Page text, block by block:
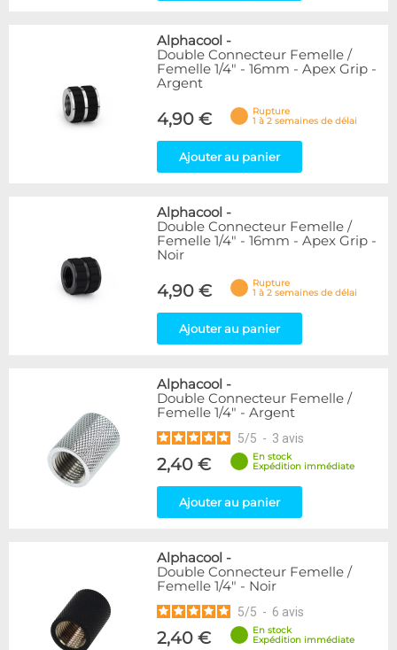
Alphacool -
Double Connecteur Femelle /
Femelle 1/4" - 16mm - Apex Grip -
Argent
4,90 €
Rupture
1 à 2 semaines de délai
Ajouter au panier
Alphacool -
Double Connecteur Femelle /
Femelle 1/4" - 16mm - Apex Grip -
Noir
4,90 €
Rupture
1 à 2 semaines de délai
Ajouter au panier
Alphacool -
Double Connecteur Femelle /
Femelle 1/4" - Argent
5/5 - 3 avis
2,40 €
En stock
Expédition immédiate
Ajouter au panier
Alphacool -
Double Connecteur Femelle /
Femelle 1/4" - Noir
5/5 - 6 avis
2,40 €
En stock
Expédition immédiate